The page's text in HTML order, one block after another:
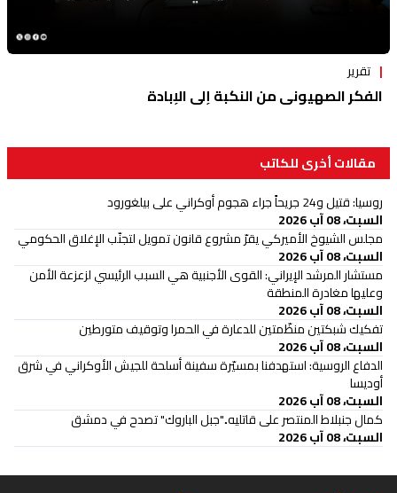
تقرير
الفكر الصهيوني من النكبة إلى الإبادة
مقالات أخرى للكاتب
روسيا: قتيل و24 جريحاً جراء هجوم أوكراني على بيلغورود
السبت، 08 آب 2026
مجلس الشيوخ الأميركي يقرّ مشروع قانون تمويل لتجنّب الإغلاق الحكومي
السبت، 08 آب 2026
مستشار المرشد الإيراني: القوى الأجنبية هي السبب الرئيسي لزعزعة الأمن
وعليها مغادرة المنطقة
السبت، 08 آب 2026
تفكيك شبكتين منظّمتين للدعارة في الحمرا وتوقيف متورطين
السبت، 08 آب 2026
الدفاع الروسية: استهدفنا بمسيّرة سفينة أسلحة للجيش الأوكراني في شرق
أوديسا
السبت، 08 آب 2026
كمال جنبلاط المنتصر على قاتليه.."جبل الباروك" تصدح في دمشق
السبت، 08 آب 2026